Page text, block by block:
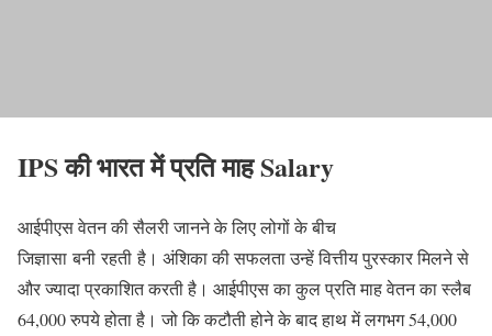
IPS की भारत में प्रति माह Salary
आईपीएस वेतन की सैलरी जानने के लिए लोगों के बीच
जिज्ञासा बनी रहती है। अंशिका की सफलता उन्हें वित्तीय पुरस्कार मिलने से
और ज्यादा प्रकाशित करती है। आईपीएस का कुल प्रति माह वेतन का स्लैब
64,000 रुपये होता है। जो कि कटौती होने के बाद हाथ में लगभग 54,000